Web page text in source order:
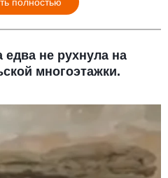
едва не рухнула на
многоэтажки.